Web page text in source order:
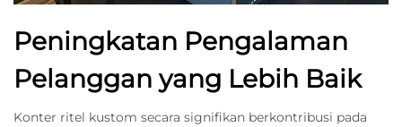
Peningkatan Pengalaman
Pelanggan yang Lebih Baik
Konter ritel kustom secara signifikan berkontribusi pada